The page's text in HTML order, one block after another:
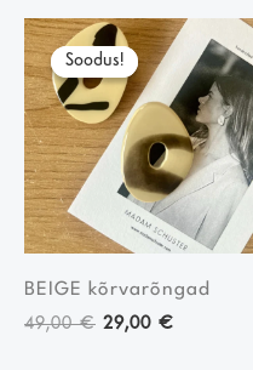
Soodus!
Soodus!
BEIGE kõrvarõngad
49,00€
Algne
hind
oli:
49,00 €.
29,00 €
Current
price
is:
29,00 €.